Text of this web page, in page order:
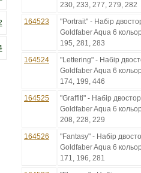
230, 233, 277, 279, 282
164523
"Portrait" - Набір
Goldfaber Aqua 6
195, 281, 283
164524
"Lettering" - Набір
Goldfaber Aqua 6
174, 199, 446
164525
"Graffiti" - Набір
Goldfaber Aqua 6
208, 228, 229
164526
"Fantasy" - Набір
Goldfaber Aqua 6
171, 196, 281